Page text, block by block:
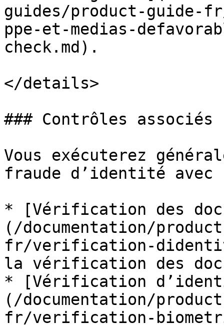
guides/product-
ppe-et-medias-
check.md).
</details>
### Contrôles associés
Vous exécuterez
fraude d’identité avec
* [Vérification des
(/documentation/
fr/verification-
la vérification des
* [Vérification
(/documentation/
fr/verification-